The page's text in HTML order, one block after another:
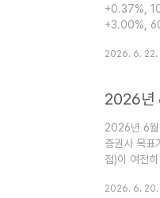
+0.37%,
+3.00%, 60
단순한 절대
2026. 6. 22.
2026년 6월
증권사 목표
점)이 여전
하향 조정이
2026. 6. 20.